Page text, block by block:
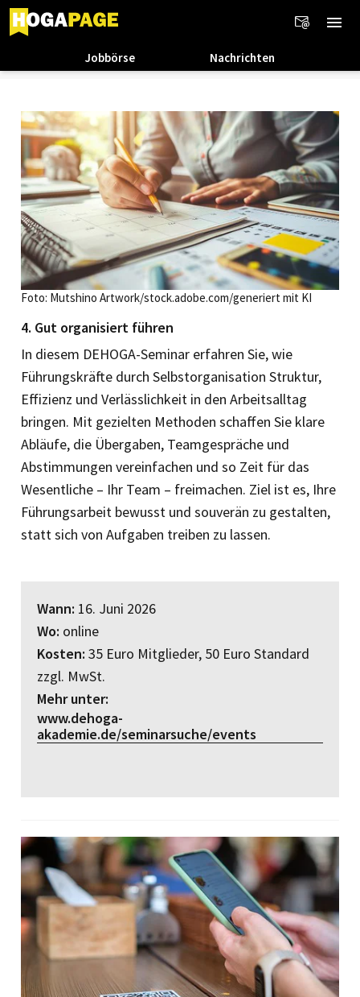
Jobbörse Nachrichten
Foto: Mutshino Artwork/stock.adobe.com/generiert mit KI
4. Gut organisiert führen
In diesem DEHOGA-Seminar erfahren Sie, wie
Führungs­kräfte durch Selbstorganisation Struktur,
Effizienz und Verlässlichkeit in den Arbeitsalltag
bringen. Mit gezielten Methoden schaffen Sie klare
Abläufe, die Übergaben, Teamgespräche und
Abstimmungen vereinfachen und so Zeit für das
Wesentliche – Ihr Team – freimachen. Ziel ist es, Ihre
Führungsarbeit bewusst und souverän zu gestalten,
statt sich von Aufgaben treiben zu lassen.
Wann: 16. Juni 2026
Wo: online
Kosten: 35 Euro Mitglieder, 50 Euro Standard
zzgl. MwSt.
Mehr unter:
www.dehoga-
akademie.de/seminarsuche/events